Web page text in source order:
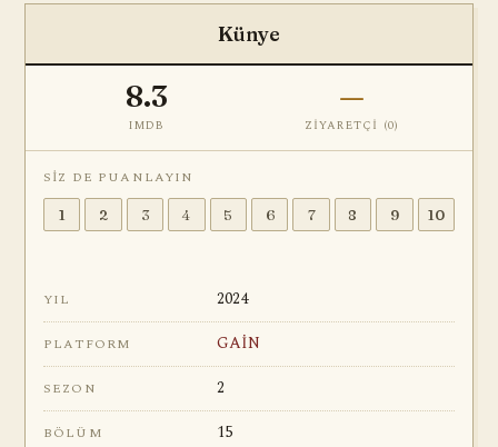
Künye
8.3
IMDB
—
ZIYARETÇI (0)
SIZ DE PUANLAYIN
1 2 3 4 5 6 7 8 9 10
YIL 2024
PLATFORM GAİN
SEZON 2
BÖLÜM 15